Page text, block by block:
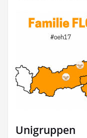
Unigruppen